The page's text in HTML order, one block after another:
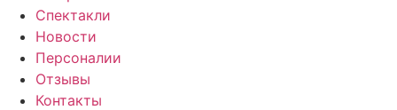
Спектакли
Новости
Персоналии
Отзывы
Контакты